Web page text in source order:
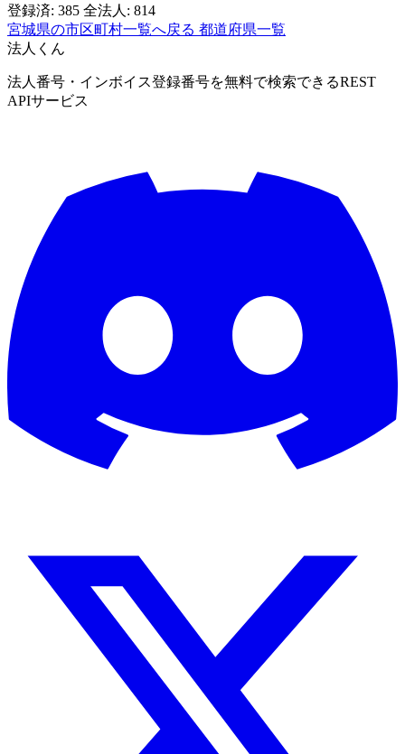
登録済: 385 全法人: 814
宮城県の市区町村一覧へ戻る 都道府県一覧
法人くん
法人番号・インボイス登録番号を無料で検索できるREST
APIサービス